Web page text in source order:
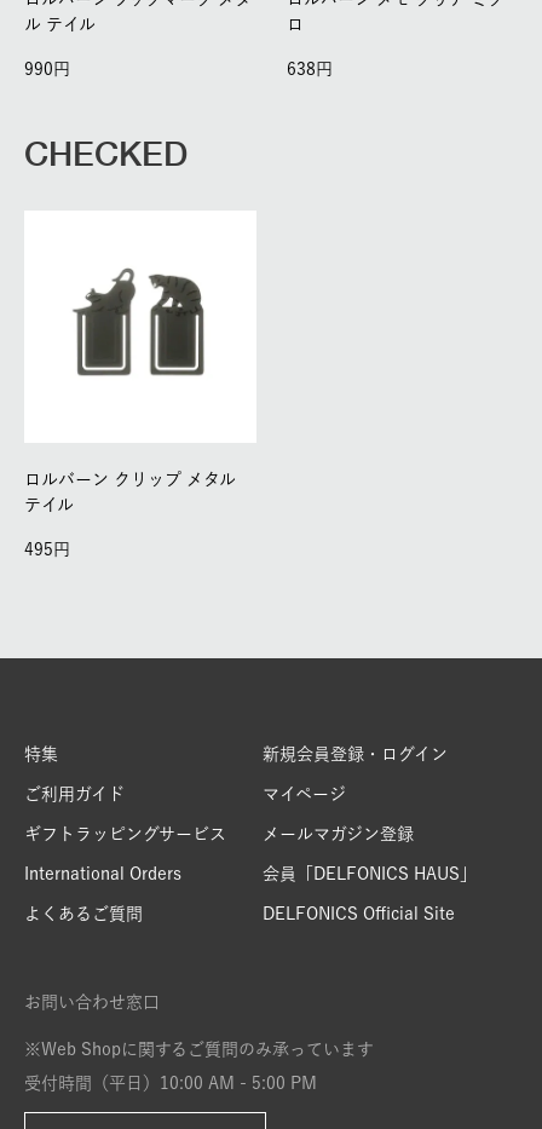
ル テイル
990
ロ
638
CHECKED
ロルバーン クリップ メタル
テイル
495
特集
ご利用ガイド
ギフトラッピングサービス
International Orders
よくあるご質問
新規会員登録・ログイン
マイページ
メールマガジン登録
会員「DELFONICS HAUS」
DELFONICS Official Site
お問い合わせ窓口
※Web Shopに関するご質問のみ承っています
受付時間（平日）10:00 AM - 5:00 PM